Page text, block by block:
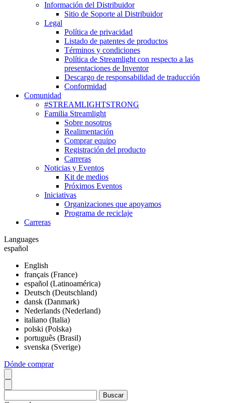
Información del Distribuidor
Sitio de Soporte al Distribuidor
Legal
Política de privacidad
Listado de patentes de productos
Términos y condiciones
Política de Streamlight con respecto a las
presentaciones de Inventor
Descargo de responsabilidad de traducción
Conformidad
Comunidad
#STREAMLIGHTSTRONG
Familia Streamlight
Sobre nosotros
Realimentación
Comprar equipo
Registración del producto
Carreras
Noticias y Eventos
Kit de medios
Próximos Eventos
Iniciativas
Organizaciones que apoyamos
Programa de reciclaje
Carreras
Languages
español
English
français (France)
español (Latinoamérica)
Deutsch (Deutschland)
dansk (Danmark)
Nederlands (Nederland)
italiano (Italia)
polski (Polska)
português (Brasil)
svenska (Sverige)
Dónde comprar